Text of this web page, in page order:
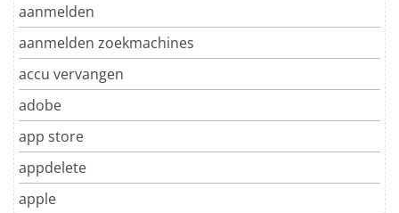
aanmelden
aanmelden zoekmachines
accu vervangen
adobe
app store
appdelete
apple